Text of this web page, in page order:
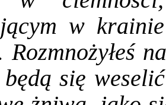
w
Rozmnożyłeś
się